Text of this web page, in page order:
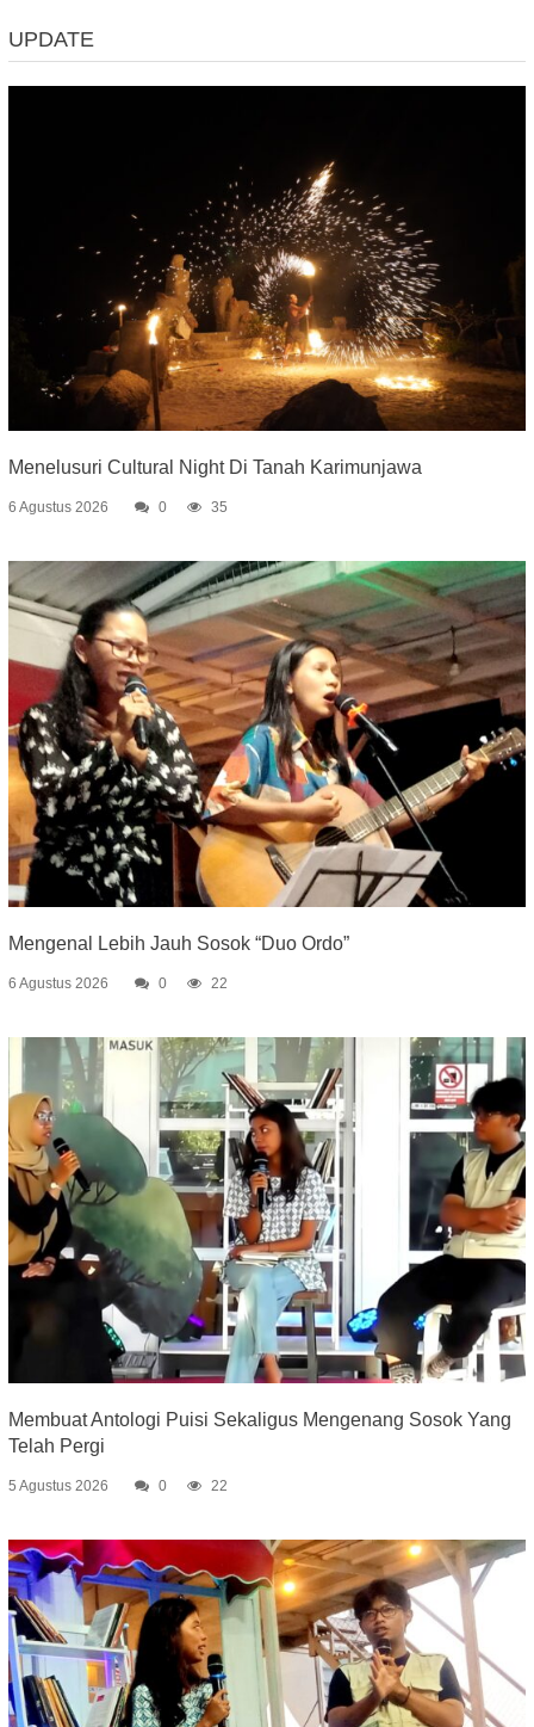
UPDATE
Menelusuri Cultural Night Di Tanah Karimunjawa
6 Agustus 2026 0 35
Mengenal Lebih Jauh Sosok “Duo Ordo”
6 Agustus 2026 0 22
Membuat Antologi Puisi Sekaligus Mengenang Sosok Yang
Telah Pergi
5 Agustus 2026 0 22